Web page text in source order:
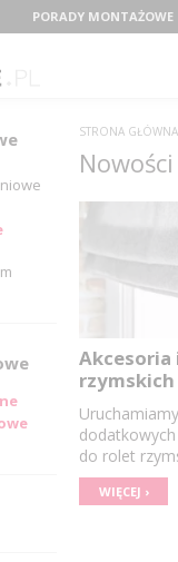
PORADY MONTAŻOWE
STRONA GŁÓWNA
Nowości
rzymskich
do rolet
WIĘCEJ ›